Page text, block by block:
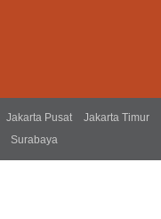
Jakarta Pusat
Jakarta Timur
Surabaya